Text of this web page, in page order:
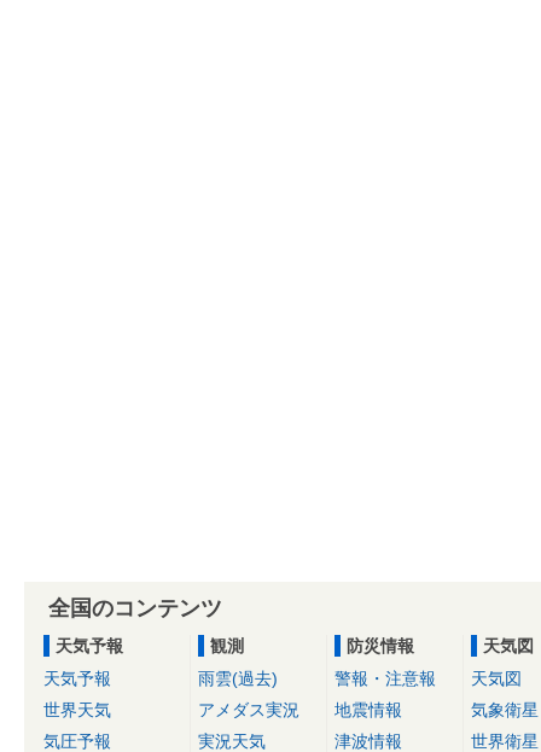
全国のコンテンツ
天気予報
天気予報
世界天気
気圧予報
観測
雨雲(過去)
アメダス実況
実況天気
防災情報
警報・注意報
地震情報
津波情報
天気図
天気図
気象衛星
世界衛星